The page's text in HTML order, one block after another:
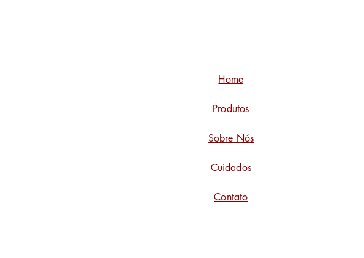
Home
Produtos
Sobre Nós
Cuidados
Contato